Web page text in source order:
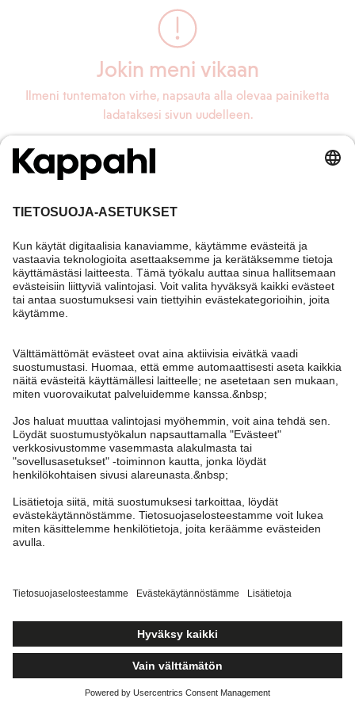
Jokin meni vikaan
Ilmeni tuntematon virhe, napsauta alla olevaa painiketta
ladataksesi sivun uudelleen.
Lataa sivu uudelleen